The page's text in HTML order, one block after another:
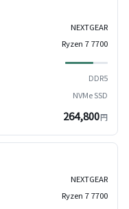
NEXTGEAR
Ryzen 7 7700
DDR5
NVMe SSD
264,800円
NEXTGEAR
Ryzen 7 7700